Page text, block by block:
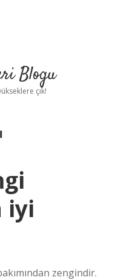
Blogu
çık!
iyi
zengindir.